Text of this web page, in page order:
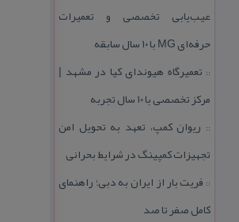
عیب‌یابی تخصصی و تعمیرات
حرفه‌ای MG با ۱۰ سال سابقه
:: تعمیرگاه هیوندای كیا در مشهد |
مركز تخصصی با ۱۰ سال تجربه
:: ریوان كمپ، تعهد به تحویل امن
تجهیزات كمپینگ در شرایط بحرانی
:: فریت بار از ایران به دبی؛ راهنمای
كامل صفر تا صد